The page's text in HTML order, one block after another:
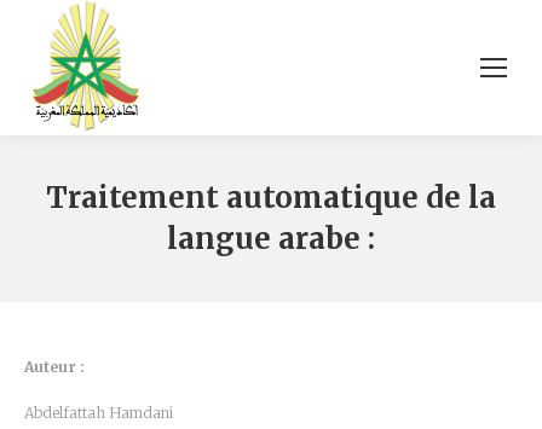
Traitement automatique de la
langue arabe :
Auteur :
Abdelfattah Hamdani